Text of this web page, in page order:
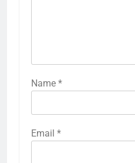
Name *
Email *